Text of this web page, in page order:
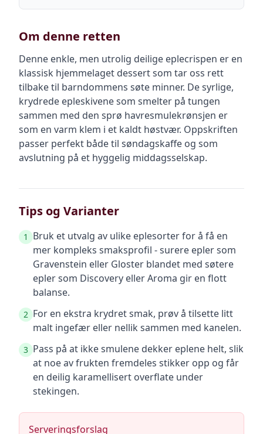
Om denne retten
Denne enkle, men utrolig deilige eplecrispen er en
klassisk hjemmelaget dessert som tar oss rett
tilbake til barndommens søte minner. De syrlige,
krydrede epleskivene som smelter på tungen
sammen med den sprø havresmulekrønsjen er
som en varm klem i et kaldt høstvær. Oppskriften
passer perfekt både til søndagskaffe og som
avslutning på et hyggelig middagsselskap.
Tips og Varianter
1
Bruk et utvalg av ulike eplesorter for å få en
mer kompleks smaksprofil - surere epler som
Gravenstein eller Gloster blandet med søtere
epler som Discovery eller Aroma gir en flott
balanse.
2 For en ekstra krydret smak, prøv å tilsette litt
malt ingefær eller nellik sammen med kanelen.
3 Pass på at ikke smulene dekker eplene helt, slik
at noe av frukten fremdeles stikker opp og får
en deilig karamellisert overflate under
stekingen.
Serveringsforslag